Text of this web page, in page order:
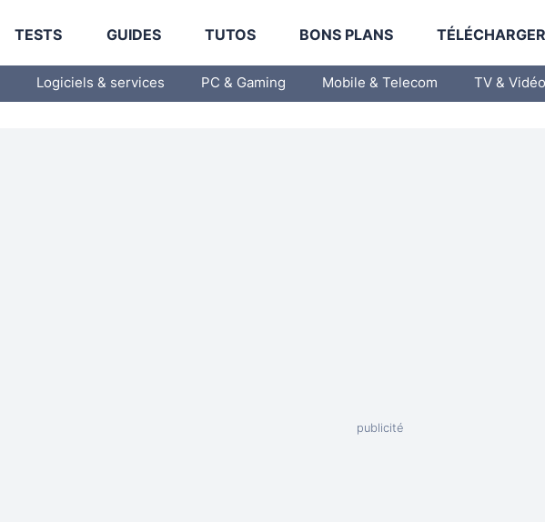
TESTS GUIDES TUTOS BONS PLANS
Logiciels & services PC & Gaming Mobile & Telecom TV & Vidéo